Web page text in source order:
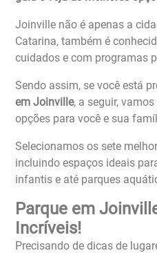
Joinville não é apenas a
Catarina, também é
cuidados e com programas
Sendo assim, se você está
em Joinville, a seguir,
opções para você e sua
Selecionamos os sete
incluindo espaços ideais
infantis e até parques
Parque em
Incríveis!
Precisando de dicas de